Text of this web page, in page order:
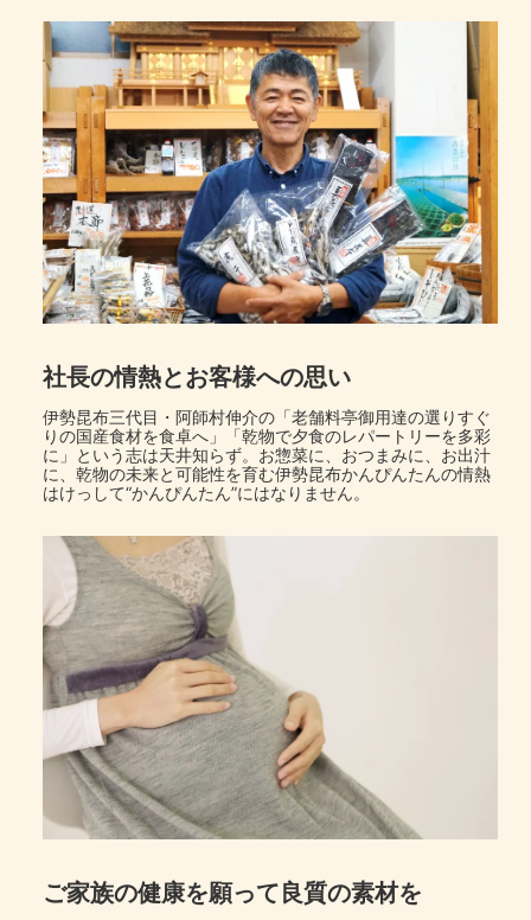
社長の情熱とお客様への思い
伊勢昆布三代目・阿師村伸介の「老舗料亭御用達の選りすぐ
りの国産食材を食卓へ」「乾物で夕食のレパートリーを多彩
に」という志は天井知らず。お惣菜に、おつまみに、お出汁
に、乾物の未来と可能性を育む伊勢昆布かんぴんたんの情熱
はけっして“かんぴんたん”にはなりません。
ご家族の健康を願って良質の素材を